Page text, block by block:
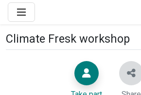
Climate Fresk workshop